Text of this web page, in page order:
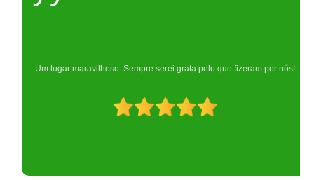
Um lugar maravilhoso. Sempre serei grata pelo que fizeram por nós!